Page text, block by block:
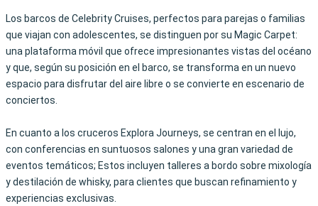
Los barcos de Celebrity Cruises, perfectos para parejas o familias
que viajan con adolescentes, se distinguen por su Magic Carpet:
una plataforma móvil que ofrece impresionantes vistas del océano
y que, según su posición en el barco, se transforma en un nuevo
espacio para disfrutar del aire libre o se convierte en escenario de
conciertos.
En cuanto a los cruceros Explora Journeys, se centran en el lujo,
con conferencias en suntuosos salones y una gran variedad de
eventos temáticos; Estos incluyen talleres a bordo sobre mixología
y destilación de whisky, para clientes que buscan refinamiento y
experiencias exclusivas.